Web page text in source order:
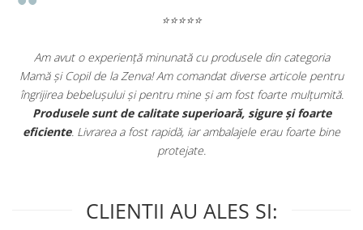
⭐⭐⭐⭐⭐
Am avut o experiență minunată cu produsele din categoria
Mamă și Copil de la Zenva! Am comandat diverse articole pentru
îngrijirea bebelușului și pentru mine și am fost foarte mulțumită.
Produsele sunt de calitate superioară, sigure și foarte
eficiente. Livrarea a fost rapidă, iar ambalajele erau foarte bine
protejate.
CLIENTII AU ALES SI: